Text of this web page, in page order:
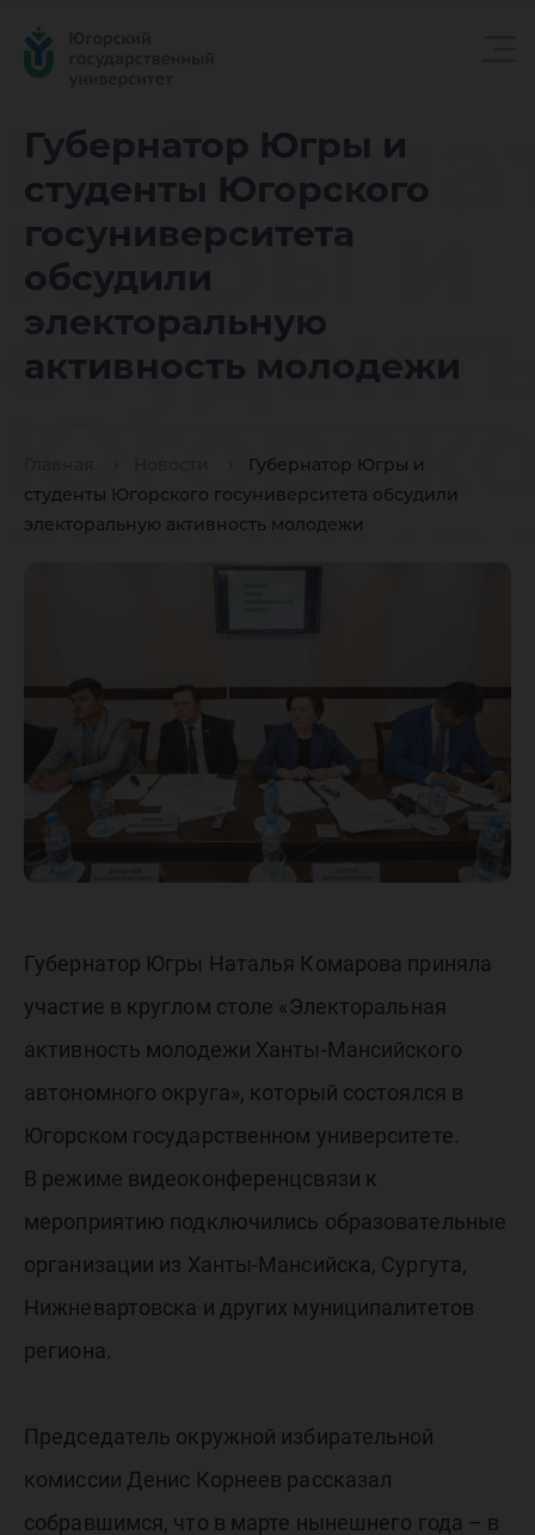
Губернатор Югры и
студенты Югорского
госуниверситета
обсудили
электоральную
активность молодежи
Губернатор Югры и
студенты Югорского госуниверситета обсудили
электоральную активность молодежи
Югры и
Губернатор Югры Наталья Комарова приняла
участие в круглом столе «Электоральная
активность молодежи Ханты-Мансийского
автономного округа», который состоялся в
Югорском государственном университете.
В режиме видеоконференцсвязи к
мероприятию подключились образовательные
организации из Ханты-Мансийска, Сургута,
Нижневартовска и других муниципалитетов
региона.
Председатель окружной избирательной
комиссии Денис Корнеев рассказал
собравшимся, что в марте нынешнего года – в